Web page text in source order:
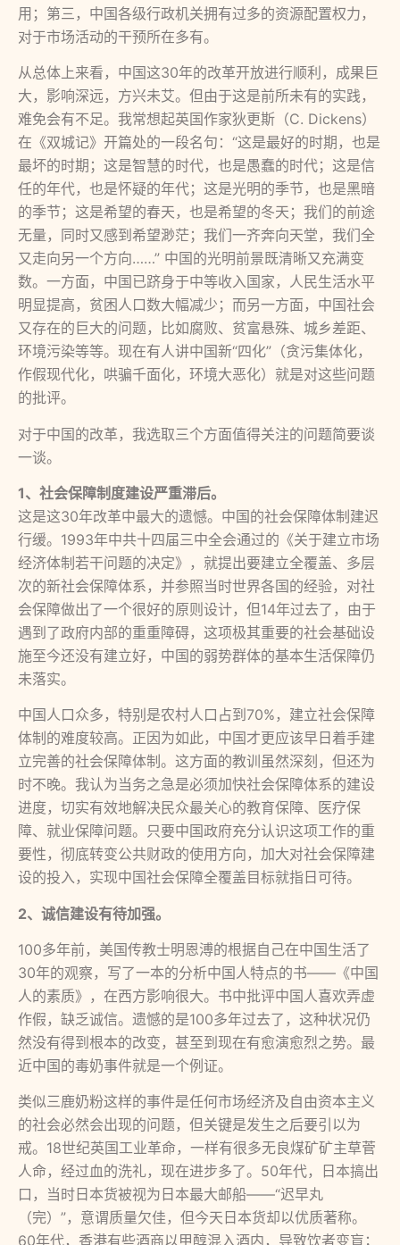
用；第三，中国各级行政机关拥有过多的资源配置权力，
对于市场活动的干预所在多有。
从总体上来看，中国这30年的改革开放进行顺利，成果巨
大，影响深远，方兴未艾。但由于这是前所未有的实践，
难免会有不足。我常想起英国作家狄更斯（C. Dickens）
在《双城记》开篇处的一段名句：“这是最好的时期，也是
最坏的时期；这是智慧的时代，也是愚蠢的时代；这是信
任的年代，也是怀疑的年代；这是光明的季节，也是黑暗
的季节；这是希望的春天，也是希望的冬天；我们的前途
无量，同时又感到希望渺茫；我们一齐奔向天堂，我们全
又走向另一个方向……” 中国的光明前景既清晰又充满变
数。一方面，中国已跻身于中等收入国家，人民生活水平
明显提高，贫困人口数大幅减少；而另一方面，中国社会
又存在的巨大的问题，比如腐败、贫富悬殊、城乡差距、
环境污染等等。现在有人讲中国新“四化”（贪污集体化，
作假现代化，哄骗千面化，环境大恶化）就是对这些问题
的批评。
对于中国的改革，我选取三个方面值得关注的问题简要谈
一谈。
1、社会保障制度建设严重滞后。
这是这30年改革中最大的遗憾。中国的社会保障体制建迟
行缓。1993年中共十四届三中全会通过的《关于建立市场
经济体制若干问题的决定》，就提出要建立全覆盖、多层
次的新社会保障体系，并参照当时世界各国的经验，对社
会保障做出了一个很好的原则设计，但14年过去了，由于
遇到了政府内部的重重障碍，这项极其重要的社会基础设
施至今还没有建立好，中国的弱势群体的基本生活保障仍
未落实。
中国人口众多，特别是农村人口占到70%，建立社会保障
体制的难度较高。正因为如此，中国才更应该早日着手建
立完善的社会保障体制。这方面的教训虽然深刻，但还为
时不晚。我认为当务之急是必须加快社会保障体系的建设
进度，切实有效地解决民众最关心的教育保障、医疗保
障、就业保障问题。只要中国政府充分认识这项工作的重
要性，彻底转变公共财政的使用方向，加大对社会保障建
设的投入，实现中国社会保障全覆盖目标就指日可待。
2、诚信建设有待加强。
100多年前，美国传教士明恩溥的根据自己在中国生活了
30年的观察，写了一本的分析中国人特点的书——《中国
人的素质》，在西方影响很大。书中批评中国人喜欢弄虚
作假，缺乏诚信。遗憾的是100多年过去了，这种状况仍
然没有得到根本的改变，甚至到现在有愈演愈烈之势。最
近中国的毒奶事件就是一个例证。
类似三鹿奶粉这样的事件是任何市场经济及自由资本主义
的社会必然会出现的问题，但关键是发生之后要引以为
戒。18世纪英国工业革命，一样有很多无良煤矿矿主草菅
人命，经过血的洗礼，现在进步多了。50年代，日本搞出
口，当时日本货被视为日本最大邮船——“迟早丸
（完）”，意谓质量欠佳，但今天日本货却以优质著称。
60年代，香港有些酒商以甲醇混入酒内，导致饮者变盲；